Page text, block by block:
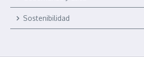
Sostenibilidad